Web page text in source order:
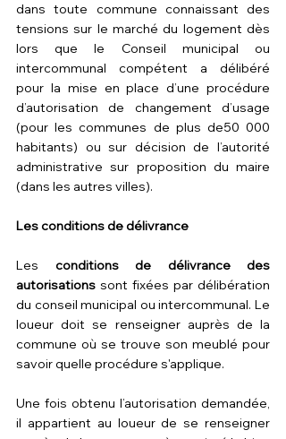
dans toute commune connaissant des
tensions sur le marché du logement dès
lors que le Conseil municipal ou
intercommunal compétent a délibéré
pour la mise en place d’une procédure
d’autorisation de changement d’usage
(pour les communes de plus de50 000
habitants) ou sur décision de l’autorité
administrative sur proposition du maire
(dans les autres villes).
Les conditions de délivrance
Les conditions de délivrance des
autorisations sont fixées par délibération
du conseil municipal ou intercommunal. Le
loueur doit se renseigner auprès de la
commune où se trouve son meublé pour
savoir quelle procédure s'applique.
Une fois obtenu l’autorisation demandée,
il appartient au loueur de se renseigner